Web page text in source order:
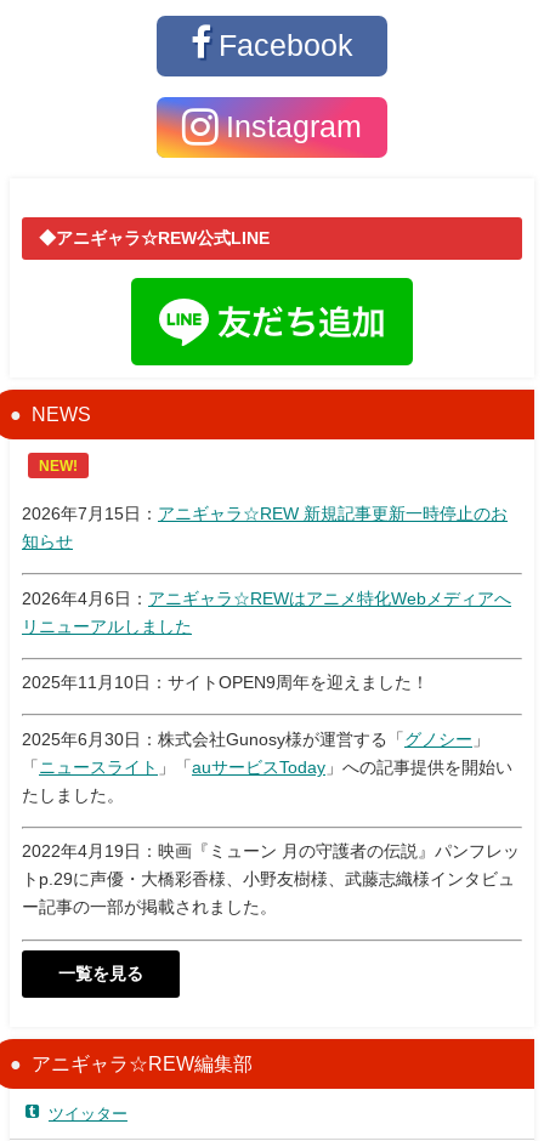
Facebook
Instagram
◆アニギャラ☆REW公式LINE
NEWS
NEW!
2026年7月15日： アニギャラ☆REW 新規記事更新一時停止のお
知らせ
2026年4月6日： アニギャラ☆REWはアニメ特化Webメディアへ
リニューアルしました
2025年11月10日：サイトOPEN9周年を迎えました！
2025年6月30日：株式会社Gunosy様が運営する「 グノシー 」
「 ニュースライト 」「auサービスToday 」への記事提供を開始い
たしました。
2022年4月19日：映画『ミューン 月の守護者の伝説』パンフレッ
トp.29に声優・大橋彩香様、小野友樹様、武藤志織様インタビュ
ー記事の一部が掲載されました。
一覧を見る
アニギャラ☆REW編集部
ツイッター